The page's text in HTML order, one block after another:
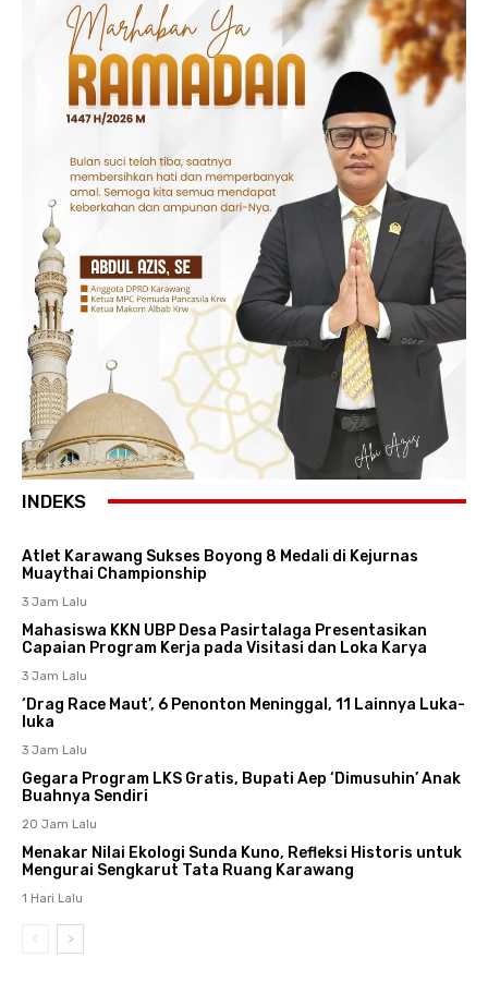
INDEKS
Atlet Karawang Sukses Boyong 8 Medali di Kejurnas
Muaythai Championship
3 Jam Lalu
Mahasiswa KKN UBP Desa Pasirtalaga Presentasikan
Capaian Program Kerja pada Visitasi dan Loka Karya
3 Jam Lalu
‘Drag Race Maut’, 6 Penonton Meninggal, 11 Lainnya Luka-
luka
3 Jam Lalu
Gegara Program LKS Gratis, Bupati Aep ‘Dimusuhin’ Anak
Buahnya Sendiri
20 Jam Lalu
Menakar Nilai Ekologi Sunda Kuno, Refleksi Historis untuk
Mengurai Sengkarut Tata Ruang Karawang
1 Hari Lalu